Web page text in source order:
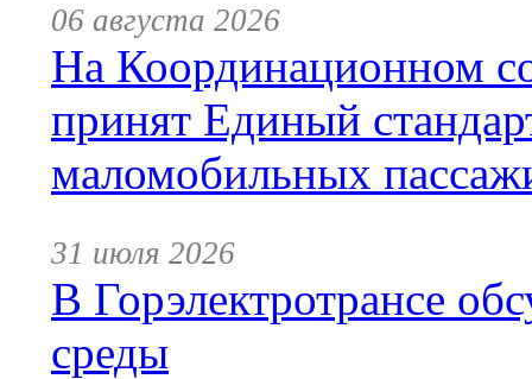
06 августа 2026
На Координационном
принят Единый
маломобильных
31 июля 2026
В Горэлектротрансе
среды